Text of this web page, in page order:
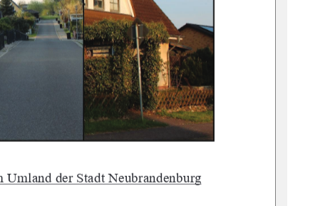
Umland der Stadt Neubrandenburg